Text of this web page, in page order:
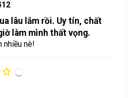
lâu lắm rồi. Uy tín, chất
làm mình thất vọng.
nhiều nè!